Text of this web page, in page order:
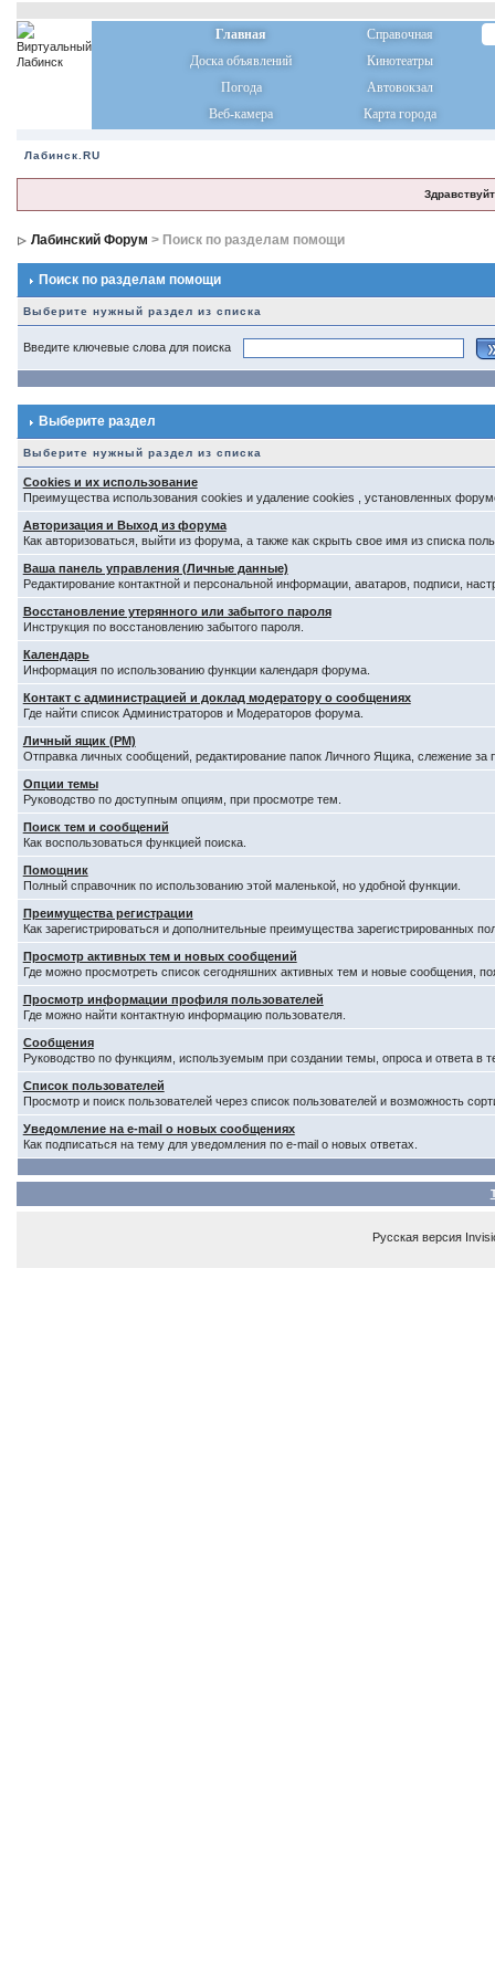
Главная
Справочная
Доска объявлений
Кинотеатры
Погода
Автовокзал
Веб-камера
Карта города
Лабинск.RU
Лабинский Форум > Поиск по разделам помощи
Поиск по разделам помощи
Выберите нужный раздел из списка
Введите ключевые слова для поиска
Выберите раздел
Выберите нужный раздел из списка
Cookies и их использование
Преимущества использования cookies и удаление cookies , установленных
Авторизация и Выход из форума
Как авторизоваться, выйти из форума, а также как скрыть свое имя из списка
Ваша панель управления (Личные данные)
Редактирование контактной и персональной информации, аватаров, подписи,
Восстановление утерянного или забытого пароля
Инструкция по восстановлению забытого пароля.
Календарь
Информация по использованию функции календаря форума.
Контакт с администрацией и доклад модератору о сообщениях
Где найти список Администраторов и Модераторов форума.
Личный ящик (PM)
Отправка личных сообщений, редактирование папок Личного Ящика, слежение
Опции темы
Руководство по доступным опциям, при просмотре тем.
Поиск тем и сообщений
Как воспользоваться функцией поиска.
Помощник
Полный справочник по использованию этой маленькой, но удобной функции.
Преимущества регистрации
Как зарегистрироваться и дополнительные преимущества зарегистрированных
Просмотр активных тем и новых сообщений
Где можно просмотреть список сегодняшних активных тем и новые сообщения,
Просмотр информации профиля пользователей
Где можно найти контактную информацию пользователя.
Сообщения
Руководство по функциям, используемым при создании темы, опроса и ответа в
Список пользователей
Просмотр и поиск пользователей через список пользователей и возможность
Уведомление на e-mail о новых сообщениях
Как подписаться на тему для уведомления по e-mail о новых ответах.
Русская версия